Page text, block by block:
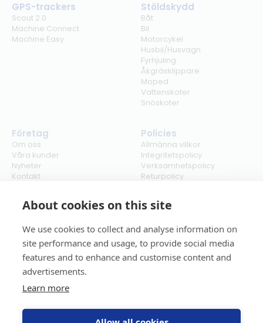
About cookies on this site
We use cookies to collect and analyse information on
site performance and usage, to provide social media
features and to enhance and customise content and
advertisements.
Learn more
GPS-trackers
Scout 2.0
Machine Connect
Machine Easy
Stöldskydd
Båt
Bil
Motorcykel
Husbil/Husvagn
Fyrhjuling
Åkgräsklippare
Moped
Vattenskoter
Snöskoter
Företag
Om oss
Våra kunder
Nyheter
Kontakt
Policies
Allmänna villkor
Integritetspolicy
Verksamhetspolicy
Returpolicy
Cookies